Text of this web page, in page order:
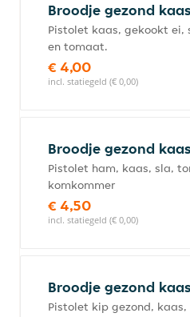
Broodje gezond kaas
Pistolet kaas, gekookt ei,
en tomaat.
€ 4,00
incl. statiegeld (€ 0,00)
Broodje gezond
Pistolet ham, kaas, sla,
komkommer
€ 4,50
incl. statiegeld (€ 0,00)
Broodje gezond
Pistolet kip gezond,